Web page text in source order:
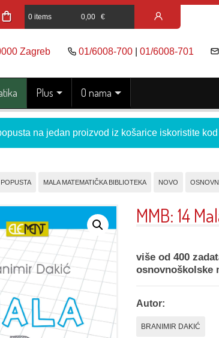
0 items 0,00 €
Zagreb 01/6008-700| 01/6008-701
Plus O nama
na jedan proizvod iz košarice iskoristite kod
MALA MATEMATIČKA BIBLIOTEKA NOVO
MMB: 14
više od 400
osnovnoškolske
Autor:
BRANIMIR DAKIĆ